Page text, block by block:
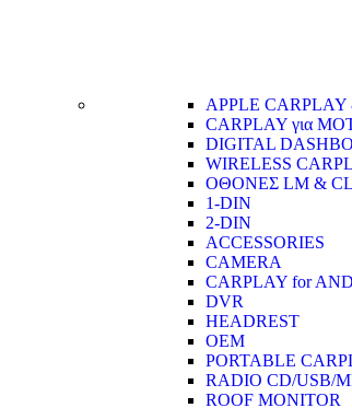
APPLE
CARPLAY για
DIGITAL
WIRELESS
ΟΘΟΝΕΣ LM &
1-DIN
2-DIN
ACCESSORIES
CAMERA
CARPLAY for
DVR
HEADREST
OEM
PORTABLE
RADIO CD/USB/
ROOF MONITOR